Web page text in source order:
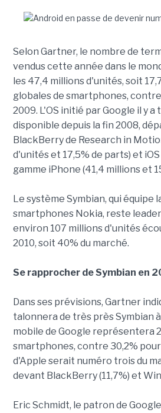
Selon Gartner, le nombre de
vendus cette année dans le
les 47,4 millions d'unités, soit
globales de smartphones,
2009. L'OS initié par Google il y a
disponible depuis la fin 2008,
BlackBerry de Research in
d'unités et 17,5% de parts) et
gamme iPhone (41,4 millions et
Le système Symbian, qui équipe
smartphones Nokia, reste
environ 107 millions d'unités
2010, soit 40% du marché.
Se rapprocher de Symbian en
Dans ses prévisions, Gartner
talonnera de très près Symbian
mobile de Google représentera
smartphones, contre 30,2% pour
d'Apple serait numéro trois du
devant BlackBerry (11,7%) et
Eric Schmidt, le patron de